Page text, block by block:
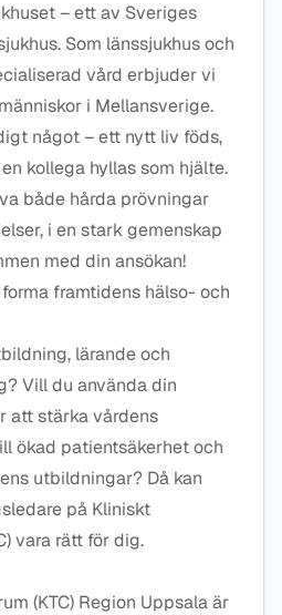
– ett av Sveriges
Som länssjukhus och
vård erbjuder vi
i Mellansverige.
något – ett nytt liv föds,
kollega hyllas som hjälte.
både hårda prövningar
i en stark gemenskap
med din ansökan!
framtidens hälso- och
lärande och
Vill du använda din
att stärka vårdens
ökad patientsäkerhet och
utbildningar? Då kan
på Kliniskt
vara rätt för dig.
(KTC) Region Uppsala är